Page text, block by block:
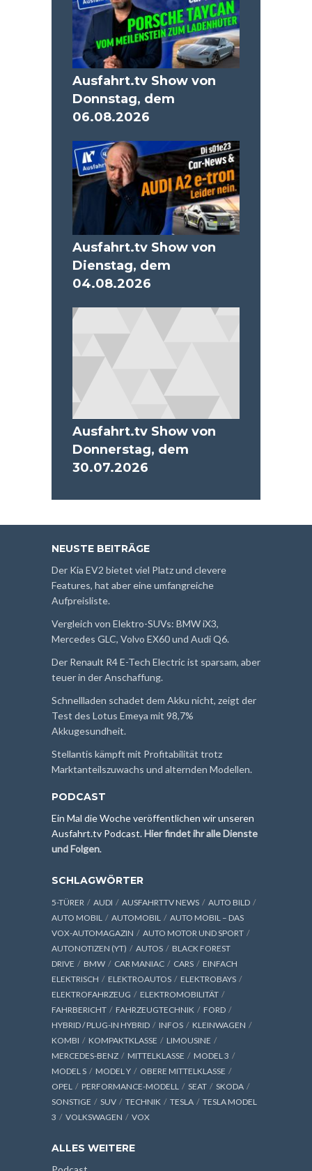
Ausfahrt.tv Show von
Donnstag, dem
06.08.2026
Ausfahrt.tv Show von
Dienstag, dem
04.08.2026
Ausfahrt.tv Show von
Donnerstag, dem
30.07.2026
NEUSTE BEITRÄGE
Der Kia EV2 bietet viel Platz und clevere
Features, hat aber eine umfangreiche
Aufpreisliste.
Vergleich von Elektro-SUVs: BMW iX3,
Mercedes GLC, Volvo EX60 und Audi Q6.
Der Renault R4 E-Tech Electric ist sparsam, aber
teuer in der Anschaffung.
Schnellladen schadet dem Akku nicht, zeigt der
Test des Lotus Emeya mit 98,7%
Akkugesundheit.
Stellantis kämpft mit Profitabilität trotz
Marktanteilszuwachs und alternden Modellen.
PODCAST
Ein Mal die Woche veröffentlichen wir unseren
Ausfahrt.tv Podcast.Hier findet ihr alle Dienste
und Folgen.
SCHLAGWÖRTER
5-TÜRER AUDI AUSFAHRTTV NEWS
AUTO BILD
AUTO MOBIL
AUTOMOBIL
AUTO MOBIL – DAS
VOX-AUTOMAGAZIN
AUTO MOTOR UND SPORT
AUTONOTIZEN (YT)
AUTOS
BLACK FOREST
DRIVE
BMW CAR MANIAC CARS
EINFACH
ELEKTRISCH
ELEKTROAUTOS
ELEKTROBAYS
ELEKTROFAHRZEUG
ELEKTROMOBILITÄT
FAHRBERICHT
FAHRZEUGTECHNIK
FORD
HYBRID / PLUG-IN HYBRID
INFOS
KLEINWAGEN
KOMBI
KOMPAKTKLASSE
LIMOUSINE
MERCEDES-BENZ
MITTELKLASSE
MODEL 3
MODEL S
MODEL Y
OBERE MITTELKLASSE
OPEL
PERFORMANCE-MODELL SEAT
SKODA
SONSTIGE
SUV TECHNIK TESLA
TESLA MODEL
3
VOLKSWAGEN VOX
ALLES WEITERE